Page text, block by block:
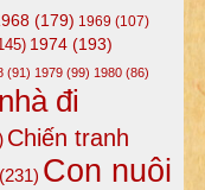
(179) 1969 (107)
1974(193)
(91) 1979(99) 1980(86)
đi
Chiến tranh
Con nuôi